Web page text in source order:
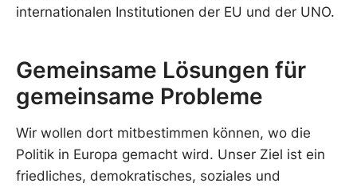
internationalen Institutionen der EU und der UNO.
Gemeinsame Lösungen für
gemeinsame Probleme
Wir wollen dort mitbestimmen können, wo die
Politik in Europa gemacht wird. Unser Ziel ist ein
friedliches, demokratisches, soziales und